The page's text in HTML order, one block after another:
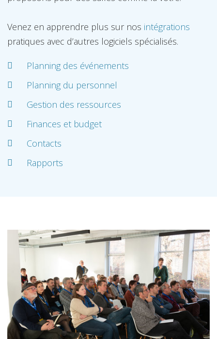
Venez en apprendre plus sur nos intégrations
pratiques avec d’autres logiciels spécialisés.
Planning des événements
Planning du personnel
Gestion des ressources
Finances et budget
Contacts
Rapports